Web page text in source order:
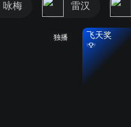
咏梅 雷汉
独播 飞天奖